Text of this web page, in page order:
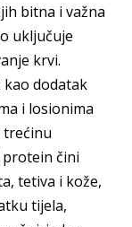
bitna i važna
uključuje
krvi.
dodatak
i losionima
trećinu
protein čini
tetiva i kože,
tijela,